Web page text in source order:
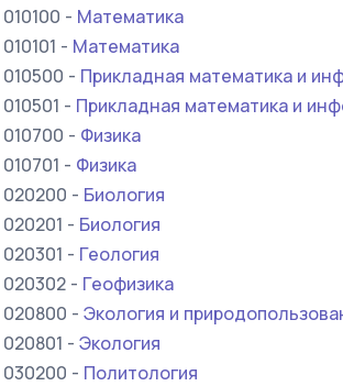
010100 - Математика
010101 - Математика
010500 - Прикладная математика и
010501 - Прикладная математика и
010700 - Физика
010701 - Физика
020200 - Биология
020201 - Биология
020301 - Геология
020302 - Геофизика
020800 - Экология и
020801 - Экология
030200 - Политология